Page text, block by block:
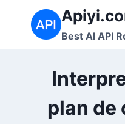
contenido
Best AI API
plan de